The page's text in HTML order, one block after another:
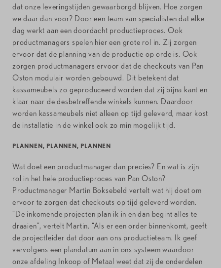
dat onze leveringstijden gewaarborgd blijven. Hoe zorgen
we daar dan voor? Door een team van specialisten dat elke
dag werkt aan een doordacht productieproces. Ook
productmanagers spelen hier een grote rol in. Zij zorgen
ervoor dat de planning van de productie op orde is. Ook
zorgen productmanagers ervoor dat de checkouts van Pan
Oston modulair worden gebouwd. Dit betekent dat
kassameubels zo geproduceerd worden dat zij bijna kant en
klaar naar de desbetreffende winkels kunnen. Daardoor
worden kassameubels niet alleen op tijd geleverd, maar kost
de installatie in de winkel ook zo min mogelijk tijd.
PLANNEN, PLANNEN, PLANNEN
Wat doet een productmanager dan precies? En wat is zijn
rol in het hele productieproces van Pan Oston?
Productmanager Martin Boksebeld vertelt wat hij doet om
ervoor te zorgen dat checkouts op tijd geleverd worden.
“De inkomende projecten plan ik in en dan begint alles te
draaien”, vertelt Martin. “Als er een order binnenkomt, geeft
de projectleider dat door aan ons productieteam. Ik geef
vervolgens een plandatum aan in ons systeem waardoor
onze afdeling Inkoop of Metaal weet dat zij de onderdelen